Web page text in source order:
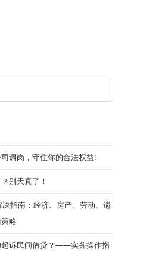
调岗，守住你的合法权益!
别天真了！
指南：经济、房产、劳动、遗
略
起诉民间借贷？——实务操作指